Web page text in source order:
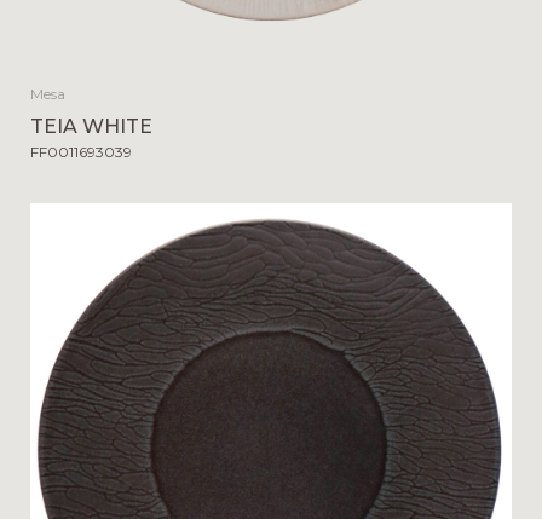
Mesa
TEIA WHITE
FF0011693039